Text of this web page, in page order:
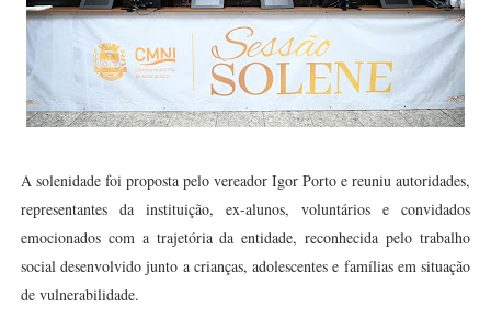
A solenidade foi proposta pelo vereador Igor Porto e reuniu autoridades,
representantes da instituição, ex-alunos, voluntários e convidados
emocionados com a trajetória da entidade, reconhecida pelo trabalho
social desenvolvido junto a crianças, adolescentes e famílias em situação
de vulnerabilidade.